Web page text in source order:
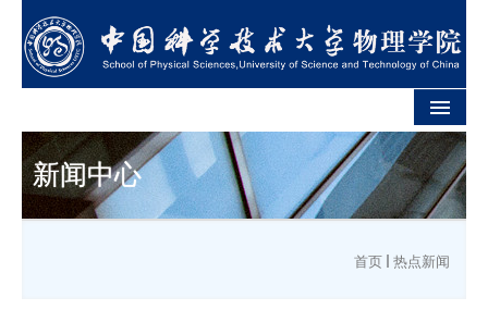
首页
学院概况
新闻中心
首页 热点新闻